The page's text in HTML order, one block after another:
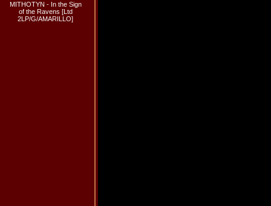
MITHOTYN - In the Sign
of the Ravens [Ltd
2LP/G/AMARILLO]